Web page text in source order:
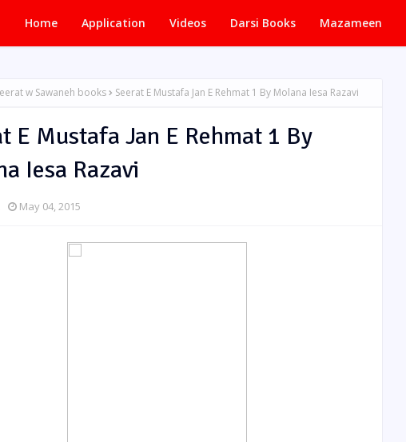
Home Application Videos Darsi Books Mazameen
w Sawaneh books Seerat E Mustafa Jan E Rehmat 1 By Molana Iesa Razavi
E Mustafa Jan E Rehmat 1 By
Iesa Razavi
May 04, 2015